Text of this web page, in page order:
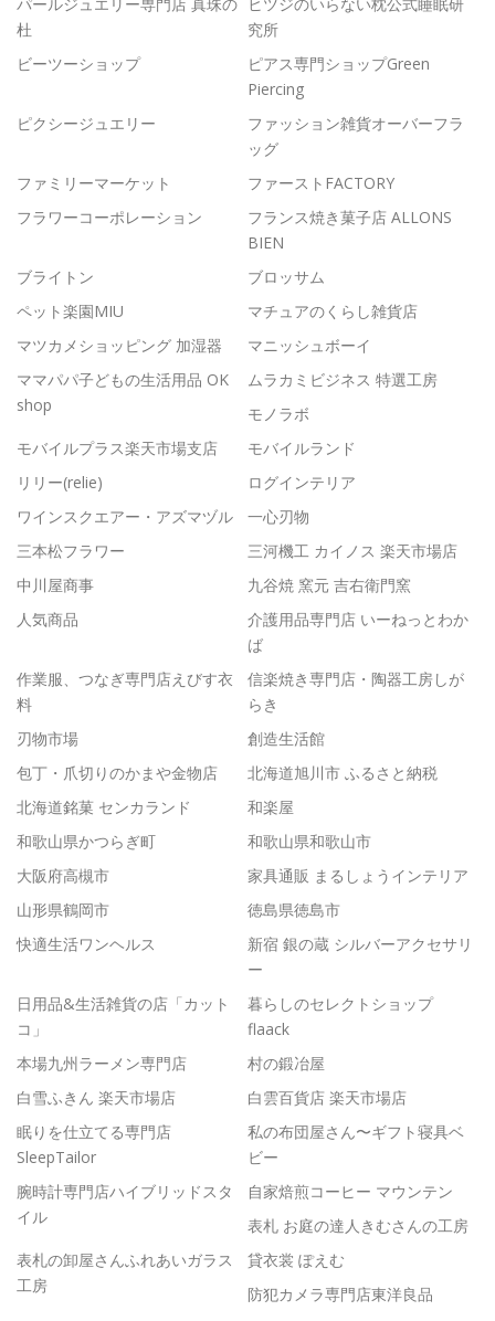
杜
究所
ビーツーショップ
ピアス専門ショップGreen
Piercing
ピクシージュエリー
ファッション雑貨オーバーフラ
ッグ
ファミリーマーケット
ファーストFACTORY
フラワーコーポレーション
フランス焼き菓子店 ALLONS
BIEN
ブライトン
ブロッサム
ペット楽園MIU
マチュアのくらし雑貨店
マツカメショッピング 加湿器
マニッシュボーイ
ママパパ子どもの生活用品 OK
shop
ムラカミビジネス 特選工房
モノラボ
モバイルプラス楽天市場支店
モバイルランド
リリー(relie)
ログインテリア
ワインスクエアー・アズマヅル
一心刃物
三本松フラワー
三河機工 カイノス 楽天市場店
中川屋商事
九谷焼 窯元 吉右衛門窯
人気商品
介護用品専門店 いーねっとわか
ば
作業服、つなぎ専門店えびす衣
料
信楽焼き専門店・陶器工房しが
らき
刃物市場
創造生活館
包丁・爪切りのかまや金物店
北海道旭川市 ふるさと納税
北海道銘菓 センカランド
和楽屋
和歌山県かつらぎ町
和歌山県和歌山市
大阪府高槻市
家具通販 まるしょうインテリア
山形県鶴岡市
徳島県徳島市
快適生活ワンヘルス
新宿 銀の蔵 シルバーアクセサリ
ー
日用品&生活雑貨の店「カット
コ」
暮らしのセレクトショップ
flaack
本場九州ラーメン専門店
村の鍛冶屋
白雪ふきん 楽天市場店
白雲百貨店 楽天市場店
眠りを仕立てる専門店
SleepTailor
私の布団屋さん〜ギフト寝具ベ
ビー
腕時計専門店ハイブリッドスタ
イル
自家焙煎コーヒー マウンテン
表札 お庭の達人きむさんの工房
表札の卸屋さんふれあいガラス
工房
貸衣裳 ぽえむ
防犯カメラ専門店東洋良品